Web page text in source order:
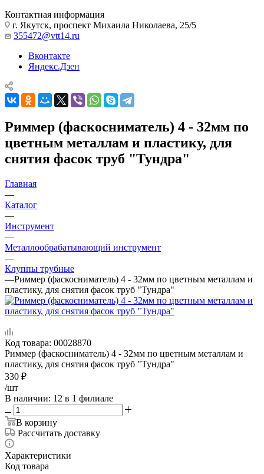
Контактная информация
г. Якутск, проспект Михаила Николаева, 25/5
355472@vtt14.ru
Вконтакте
Яндекс.Дзен
Риммер (фаскосниматель) 4 - 32мм по
цветным металлам и пластику, для
снятия фасок труб "Тундра"
Главная
—
Каталог
—
Инструмент
—
Металлообрабатывающий инструмент
—
Клуппы трубные
—Риммер (фаскосниматель) 4 - 32мм по цветным металлам и
пластику, для снятия фасок труб "Тундра"
Код товара: 00028870
Риммер (фаскосниматель) 4 - 32мм по цветным металлам и
пластику, для снятия фасок труб "Тундра"
330 ₽
/шт
В наличии: 12 в 1 филиале
В корзину
Рассчитать доставку
Характеристики
Код товара